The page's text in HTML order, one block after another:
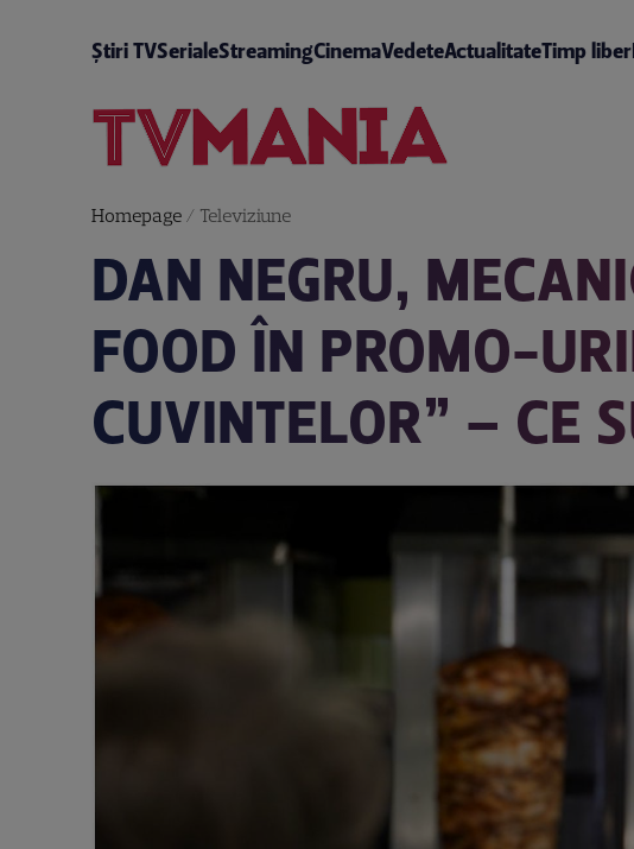
Știri TVSerialeStreamingCinemaVedeteActualitateTimp liber
Homepage/ Televiziune
DAN NEGRU,
FOOD ÎN PROMO-
CUVINTELOR” – CE